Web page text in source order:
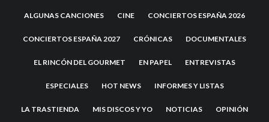
ALGUNAS CANCIONES CINE CONCIERTOS ESPAÑA 2026
CONCIERTOS ESPAÑA 2027 CRÓNICAS DOCUMENTALES
EL RINCÓN DEL GOURMET EN PAPEL ENTREVISTAS
ESPECIALES HOT NEWS INFORMES Y LISTAS
LA TRASTIENDA MIS DISCOS Y YO NOTICIAS OPINIÓN